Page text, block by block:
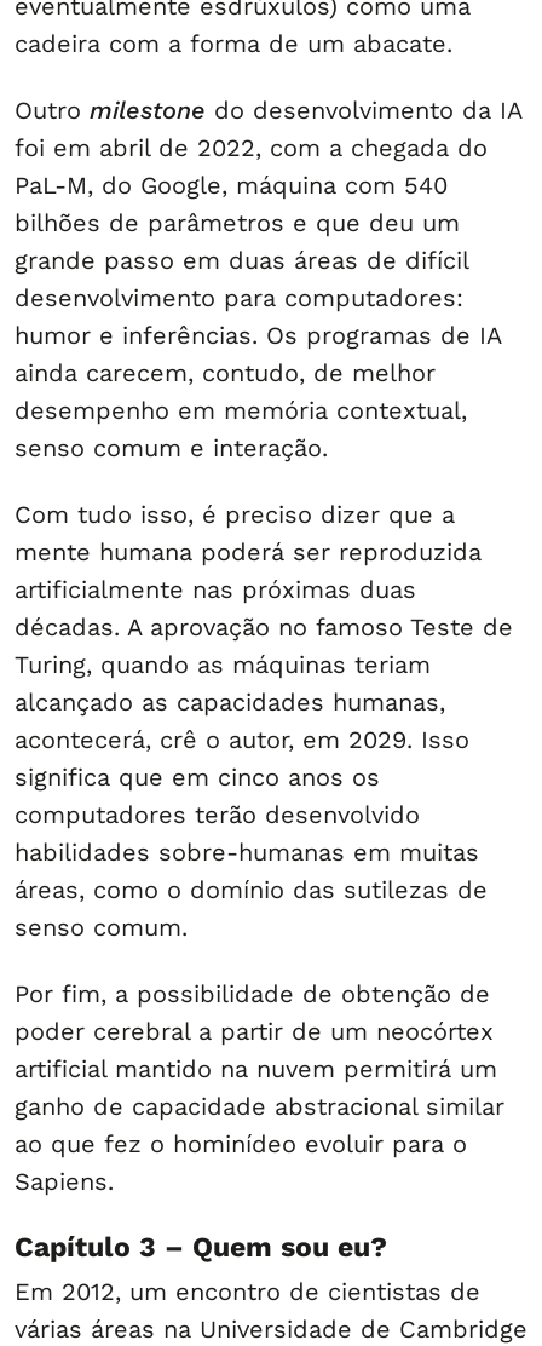
eventualmente esdrúxulos) como uma
cadeira com a forma de um abacate.
Outro milestone do desenvolvimento da IA
foi em abril de 2022, com a chegada do
PaL-M, do Google, máquina com 540
bilhões de parâmetros e que deu um
grande passo em duas áreas de difícil
desenvolvimento para computadores:
humor e inferências. Os programas de IA
ainda carecem, contudo, de melhor
desempenho em memória contextual,
senso comum e interação.
Com tudo isso, é preciso dizer que a
mente humana poderá ser reproduzida
artificialmente nas próximas duas
décadas. A aprovação no famoso Teste de
Turing, quando as máquinas teriam
alcançado as capacidades humanas,
acontecerá, crê o autor, em 2029. Isso
significa que em cinco anos os
computadores terão desenvolvido
habilidades sobre-humanas em muitas
áreas, como o domínio das sutilezas de
senso comum.
Por fim, a possibilidade de obtenção de
poder cerebral a partir de um neocórtex
artificial mantido na nuvem permitirá um
ganho de capacidade abstracional similar
ao que fez o hominídeo evoluir para o
Sapiens.
Capítulo 3 – Quem sou eu?
Em 2012, um encontro de cientistas de
várias áreas na Universidade de Cambridge